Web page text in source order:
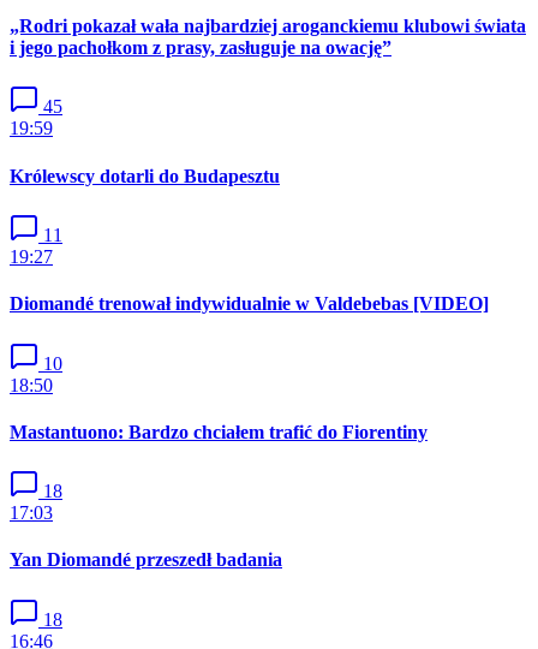
„Rodri pokazał wała najbardziej aroganckiemu klubowi świata
i jego pachołkom z prasy, zasługuje na owację”
45
19:59
Królewscy dotarli do Budapesztu
11
19:27
Diomandé trenował indywidualnie w Valdebebas [VIDEO]
10
18:50
Mastantuono: Bardzo chciałem trafić do Fiorentiny
18
17:03
Yan Diomandé przeszedł badania
18
16:46